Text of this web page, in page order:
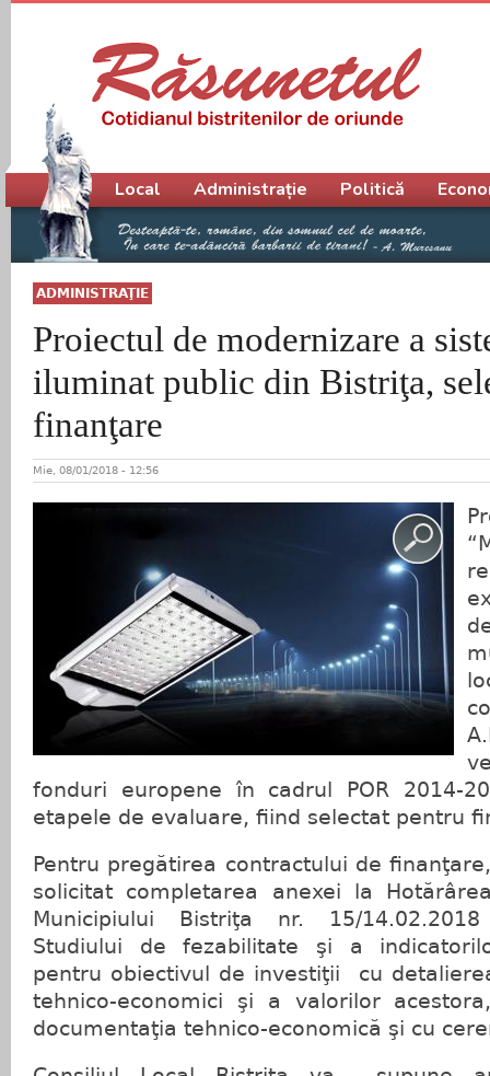
ADMINISTRAŢIE
Proiectul de modernizare a
iluminat public din Bistriţa,
finanţare
Mie, 08/01/2018 - 12:56
fonduri europene în cadrul POR 2014-
etapele de evaluare, fiind selectat pentru
Pentru pregătirea contractului de
solicitat completarea anexei la
Municipiului Bistriţa nr. 15/
Studiului de fezabilitate şi a
pentru obiectivul de investiţii cu
tehnico-economici şi a valorilor
documentaţia tehnico-economică şi cu
Meniu principal
Local Administrație Politică